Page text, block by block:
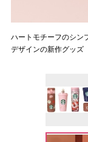
ハートモチーフのシン
デザインの新作グッズ